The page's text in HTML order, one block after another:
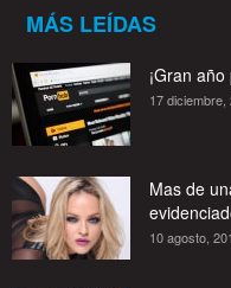
MÁS LEÍDAS
¡Gran
17 diciembre,
Mas de
10 agosto,